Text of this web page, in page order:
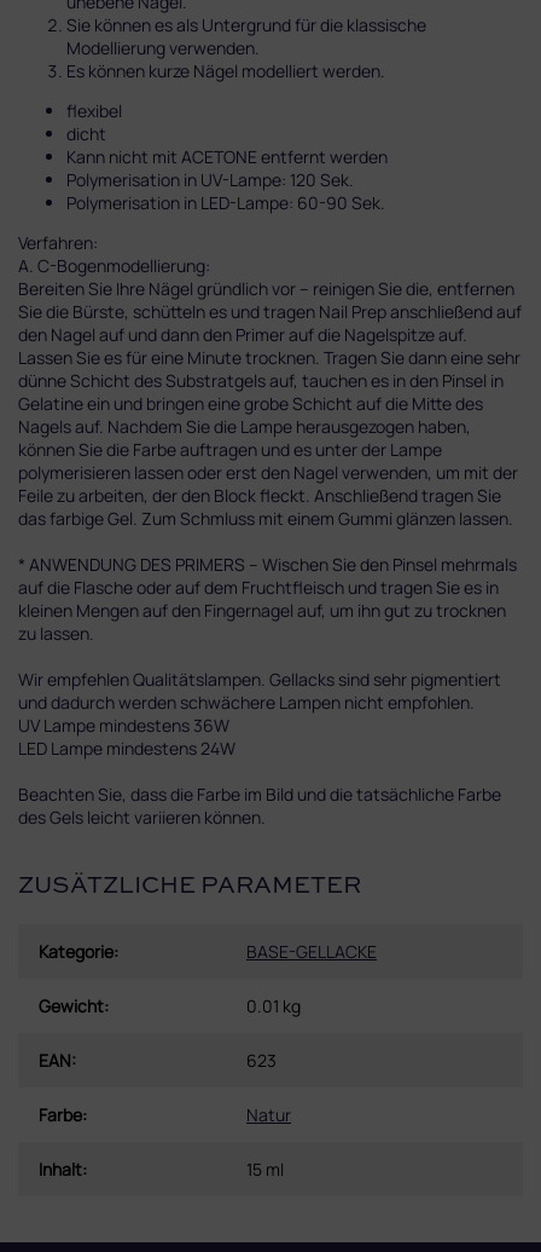
Sie können es als Untergrund für die klassische
Modellierung verwenden.
Es können kurze Nägel modelliert werden.
flexibel
dicht
Kann nicht mit ACETONE entfernt werden
Polymerisation in UV-Lampe: 120 Sek.
Polymerisation in LED-Lampe: 60-90 Sek.
Verfahren:
A. C-Bogenmodellierung:
Bereiten Sie Ihre Nägel gründlich vor – reinigen Sie die, entfernen
Sie die Bürste, schütteln es und tragen Nail Prep anschließend auf
den Nagel auf und dann den Primer auf die Nagelspitze auf.
Lassen Sie es für eine Minute trocknen. Tragen Sie dann eine sehr
dünne Schicht des Substratgels auf, tauchen es in den Pinsel in
Gelatine ein und bringen eine grobe Schicht auf die Mitte des
Nagels auf. Nachdem Sie die Lampe herausgezogen haben,
können Sie die Farbe auftragen und es unter der Lampe
polymerisieren lassen oder erst den Nagel verwenden, um mit der
Feile zu arbeiten, der den Block fleckt. Anschließend tragen Sie
das farbige Gel. Zum Schmluss mit einem Gummi glänzen lassen.
* ANWENDUNG DES PRIMERS – Wischen Sie den Pinsel mehrmals
auf die Flasche oder auf dem Fruchtfleisch und tragen Sie es in
kleinen Mengen auf den Fingernagel auf, um ihn gut zu trocknen
zu lassen.
Wir empfehlen Qualitätslampen. Gellacks sind sehr pigmentiert
und dadurch werden schwächere Lampen nicht empfohlen.
UV Lampe mindestens 36W
LED Lampe mindestens 24W
Beachten Sie, dass die Farbe im Bild und die tatsächliche Farbe
des Gels leicht variieren können.
ZUSÄTZLICHE PARAMETER
Kategorie: BASE-GELLACKE
Gewicht: 0.01 kg
EAN: 623
Farbe: Natur
Inhalt: 15 ml